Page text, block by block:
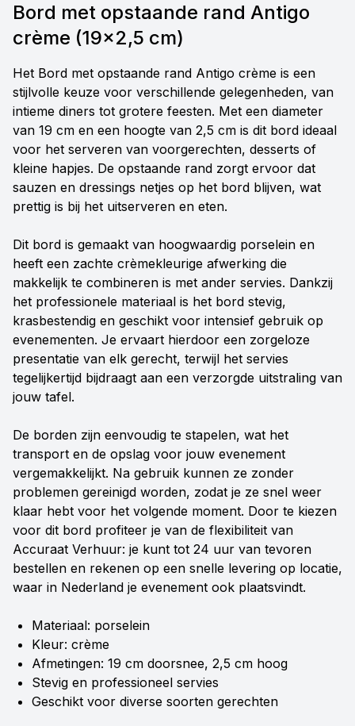
Bord met opstaande rand Antigo
crème (19x2,5 cm)
Het Bord met opstaande rand Antigo crème is een
stijlvolle keuze voor verschillende gelegenheden, van
intieme diners tot grotere feesten. Met een diameter
van 19 cm en een hoogte van 2,5 cm is dit bord ideaal
voor het serveren van voorgerechten, desserts of
kleine hapjes. De opstaande rand zorgt ervoor dat
sauzen en dressings netjes op het bord blijven, wat
prettig is bij het uitserveren en eten.
Dit bord is gemaakt van hoogwaardig porselein en
heeft een zachte crèmekleurige afwerking die
makkelijk te combineren is met ander servies. Dankzij
het professionele materiaal is het bord stevig,
krasbestendig en geschikt voor intensief gebruik op
evenementen. Je ervaart hierdoor een zorgeloze
presentatie van elk gerecht, terwijl het servies
tegelijkertijd bijdraagt aan een verzorgde uitstraling van
jouw tafel.
De borden zijn eenvoudig te stapelen, wat het
transport en de opslag voor jouw evenement
vergemakkelijkt. Na gebruik kunnen ze zonder
problemen gereinigd worden, zodat je ze snel weer
klaar hebt voor het volgende moment. Door te kiezen
voor dit bord profiteer je van de flexibiliteit van
Accuraat Verhuur: je kunt tot 24 uur van tevoren
bestellen en rekenen op een snelle levering op locatie,
waar in Nederland je evenement ook plaatsvindt.
Materiaal: porselein
Kleur: crème
Afmetingen: 19 cm doorsnee, 2,5 cm hoog
Stevig en professioneel servies
Geschikt voor diverse soorten gerechten